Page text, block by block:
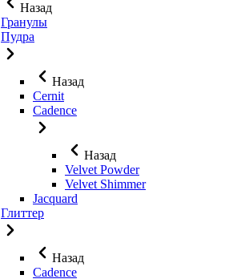
Назад
Гранулы
Пудра
Назад
Cernit
Cadence
Назад
Velvet Powder
Velvet Shimmer
Jaсquard
Глиттер
Назад
Cadence